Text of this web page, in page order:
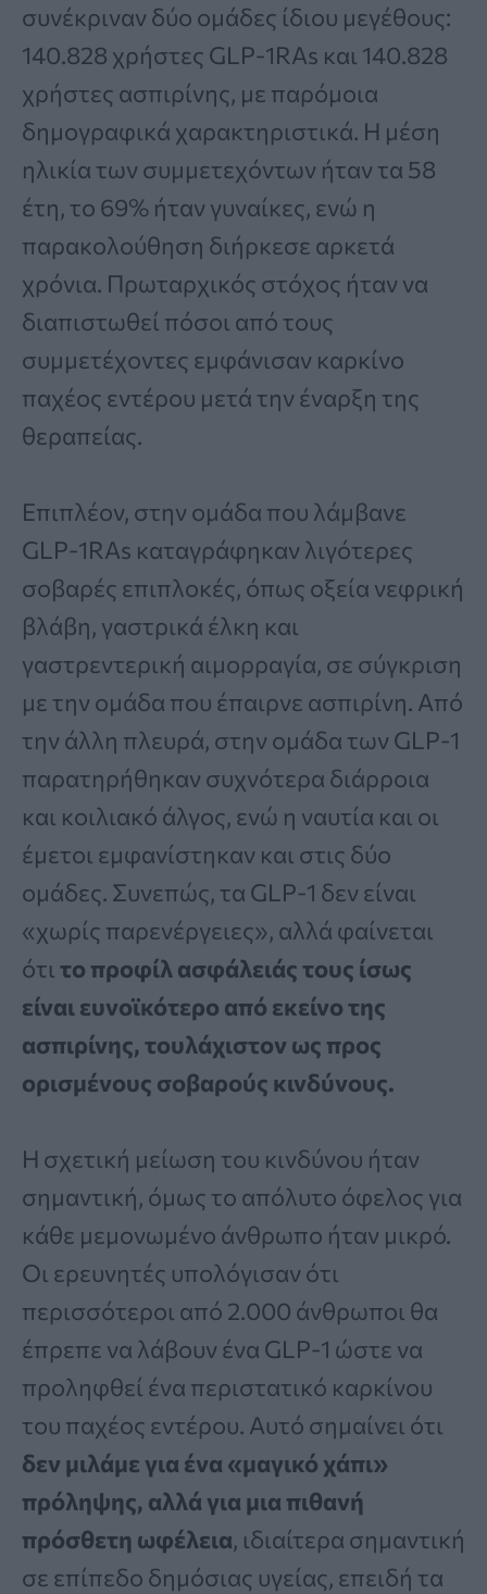
συνέκριναν δύο ομάδες ίδιου μεγέθους:
140.828 χρήστες GLP-1RAs και 140.828
χρήστες ασπιρίνης, με παρόμοια
δημογραφικά χαρακτηριστικά. Η μέση
ηλικία των συμμετεχόντων ήταν τα 58
έτη, το 69% ήταν γυναίκες, ενώ η
παρακολούθηση διήρκεσε αρκετά
χρόνια. Πρωταρχικός στόχος ήταν να
διαπιστωθεί πόσοι από τους
συμμετέχοντες εμφάνισαν καρκίνο
παχέος εντέρου μετά την έναρξη της
θεραπείας.
Επιπλέον, στην ομάδα που λάμβανε
GLP-1RAs καταγράφηκαν λιγότερες
σοβαρές επιπλοκές, όπως οξεία νεφρική
βλάβη, γαστρικά έλκη και
γαστρεντερική αιμορραγία, σε σύγκριση
με την ομάδα που έπαιρνε ασπιρίνη. Από
την άλλη πλευρά, στην ομάδα των GLP-1
παρατηρήθηκαν συχνότερα διάρροια
και κοιλιακό άλγος, ενώ η ναυτία και οι
έμετοι εμφανίστηκαν και στις δύο
ομάδες. Συνεπώς, τα GLP-1 δεν είναι
«χωρίς παρενέργειες», αλλά φαίνεται
ότι το προφίλ ασφάλειάς τους ίσως
είναι ευνοϊκότερο από εκείνο της
ασπιρίνης, τουλάχιστον ως προς
ορισμένους σοβαρούς κινδύνους.
Η σχετική μείωση του κινδύνου ήταν
σημαντική, όμως το απόλυτο όφελος για
κάθε μεμονωμένο άνθρωπο ήταν μικρό.
Οι ερευνητές υπολόγισαν ότι
περισσότεροι από 2.000 άνθρωποι θα
έπρεπε να λάβουν ένα GLP-1 ώστε να
προληφθεί ένα περιστατικό καρκίνου
του παχέος εντέρου. Αυτό σημαίνει ότι
δεν μιλάμε για ένα «μαγικό χάπι»
πρόληψης, αλλά για μια πιθανή
πρόσθετη ωφέλεια, ιδιαίτερα σημαντική
σε επίπεδο δημόσιας υγείας, επειδή τα